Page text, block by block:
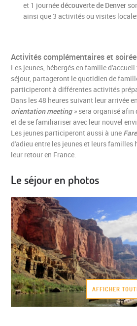
et 1 journéedécouverte de Denver
ainsi que 3 activités ou visites
Activités complémentaires et
Les jeunes, hébergés en famille
séjour, partageront le quotidien de
participeront à différentes activités
Dans les 48 heures suivant leur arrivée
orientation meeting » sera organisé afin
et de se familiariser avec leur nouvel
Les jeunes participeront aussi à une
d'adieu entre les jeunes et leurs familles
leur retour en France.
Le séjour en photos
AFFICHER